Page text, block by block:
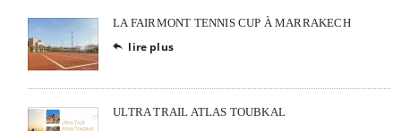
LA FAIRMONT TENNIS CUP À MARRAKECH
 lire plus
ULTRA TRAIL ATLAS TOUBKAL